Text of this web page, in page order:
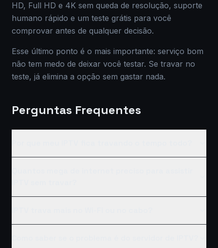
HD, Full HD e 4K sem queda de resolução, suporte
humano rápido e um teste grátis para você
comprovar antes de qualquer decisão.
Esse último ponto é o mais importante: serviço bom
não tem medo de deixar você testar. Se travar no
teste, já elimina a opção sem gastar nada.
Perguntas Frequentes